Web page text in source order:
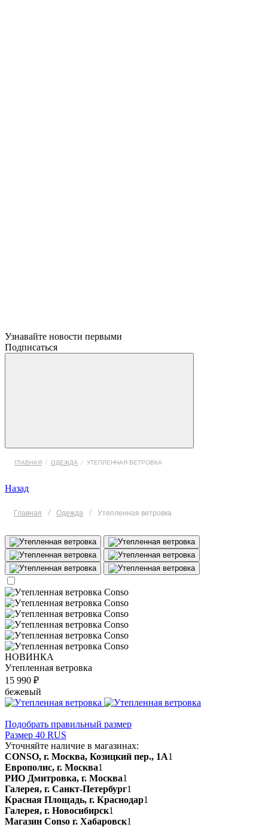
Узнавайте новости первыми
Подписаться
ГЛАВНАЯ / ОДЕЖДА / УТЕПЛЕННАЯ ВЕТРОВКА
Назад
Главная / Одежда / Утепленная ветровка
НОВИНКА
Утепленная ветровка
15 990 ₽
бежевый
Подобрать правильный размер
Размер 40 RUS
Уточняйте наличие в магазинах:
CONSO, г. Москва, Козицкий пер., 1А1
Европолис, г. Москва1
РИО Дмитровка, г. Москва1
Галерея, г. Санкт-Петербург1
Красная Площадь, г. Краснодар1
Галерея, г. Новосибирск1
Магазин Conso г. Хабаровск1